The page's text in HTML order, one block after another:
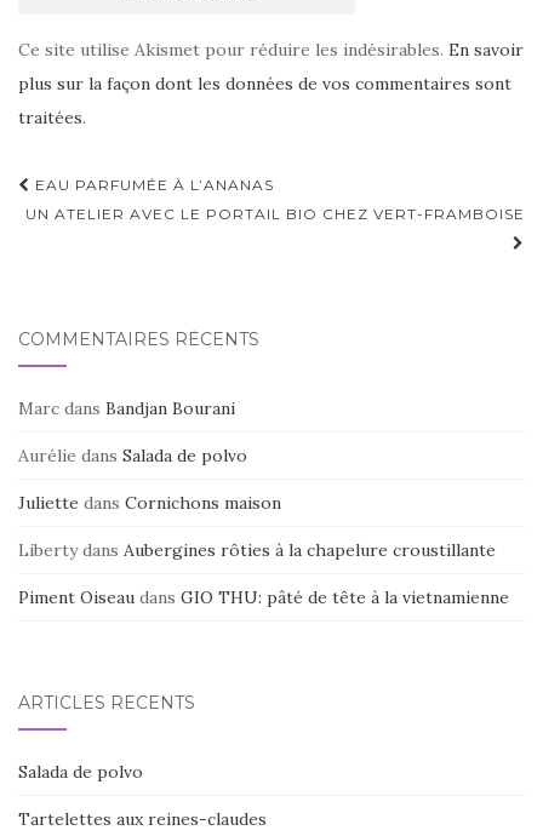
Ce site utilise Akismet pour réduire les indésirables. En savoir
plus sur la façon dont les données de vos commentaires sont
traitées.
Navigation
d'article
EAU PARFUMÉE À L’ANANAS
UN ATELIER AVEC LE PORTAIL BIO CHEZ VERT-FRAMBOISE
COMMENTAIRES RÉCENTS
Marc dans Bandjan Bourani
Aurélie dans Salada de polvo
Juliette dans Cornichons maison
Libertydans Aubergines rôties à la chapelure croustillante
Piment Oiseau dans GIO THU: pâté de tête à la vietnamienne
ARTICLES RÉCENTS
Salada de polvo
Tartelettes aux reines-claudes